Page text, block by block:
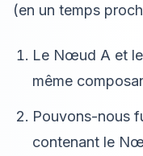
(en un temps
Le Nœud A et
même
Pouvons-nous
contenant le